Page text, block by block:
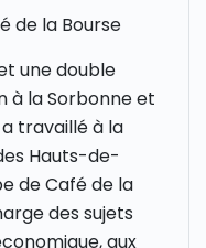
de la Bourse
une double
à la Sorbonne et
a travaillé à la
Hauts-de-
de Café de la
des sujets
aux